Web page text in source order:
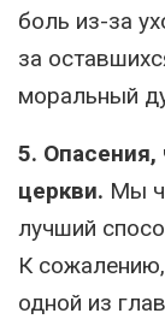
боль из-за
за
моральный
5. Опасения,
церкви. Мы
лучший
К
одной из